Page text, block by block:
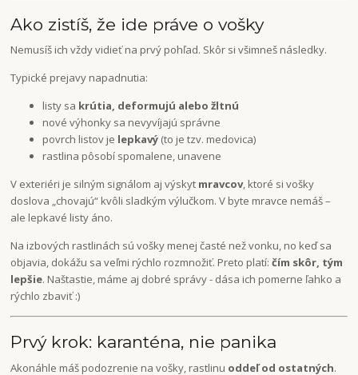
Ako zistíš, že ide práve o vošky
Nemusíš ich vždy vidieť na prvý pohľad. Skôr si všimneš následky.
Typické prejavy napadnutia:
listy sa krútia, deformujú alebo žltnú
nové výhonky sa nevyvíjajú správne
povrch listov je lepkavý (to je tzv. medovica)
rastlina pôsobí spomalene, unavene
V exteriéri je silným signálom aj výskyt mravcov, ktoré si vošky
doslova „chovajú“ kvôli sladkým výlučkom. V byte mravce nemáš –
ale lepkavé listy áno.
Na izbových rastlinách sú vošky menej časté než vonku, no keď sa
objavia, dokážu sa veľmi rýchlo rozmnožiť. Preto platí:čím skôr, tým
lepšie. Naštastie, máme aj dobré správy - dása ich pomerne ľahko a
rýchlo zbaviť :)
Prvý krok: karanténa, nie panika
Akonáhle máš podozrenie na vošky, rastlinu oddeľ od ostatných.